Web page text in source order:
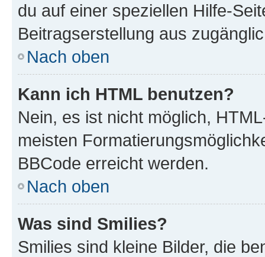
du auf einer speziellen Hilfe-
Beitragserstellung aus
Nach oben
Kann ich HTML benutzen?
Nein, es ist nicht möglich,
meisten
BBCode erreicht werden.
Nach oben
Was sind Smilies?
Smilies sind kleine Bilder, die